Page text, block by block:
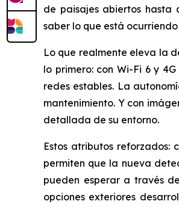
de paisajes abiertos hasta
saber lo que está
Lo que realmente eleva la
lo primero: con Wi-Fi 6 y
redes estables. La
mantenimiento. Y con
detallada de su entorno.
Estos atributos
permiten que la nueva
pueden esperar a través
opciones exteriores